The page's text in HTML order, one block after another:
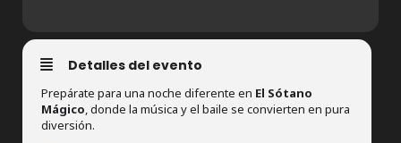
Detalles del evento
Prepárate para una noche diferente en El Sótano
Mágico, donde la música y el baile se convierten en pura
diversión.